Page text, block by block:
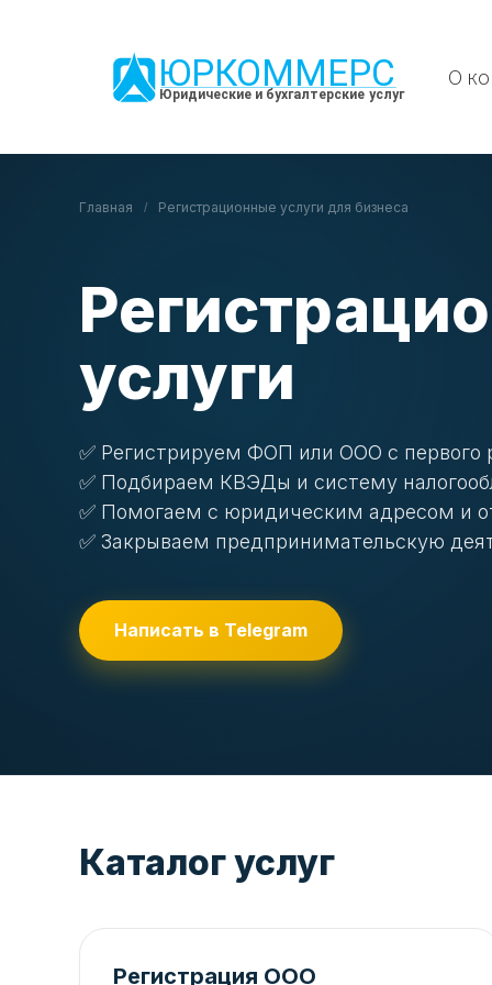
О
Главная Регистрационные услуги для бизнеса
услуги
✅ Регистрируем ФОП или ООО с первого
✅ Подбираем КВЭДы и систему
✅ Помогаем с юридическим адресом и
✅ Закрываем предпринимательскую
Написать в Telegram
Каталог услуг
Регистрация ООО